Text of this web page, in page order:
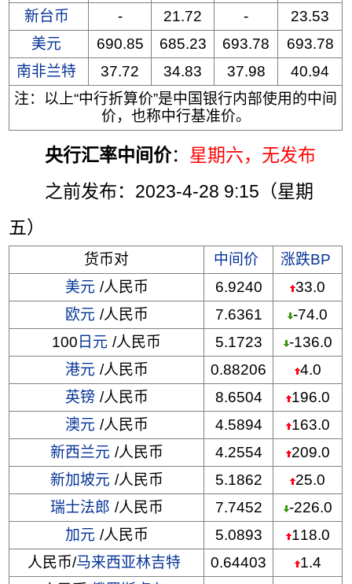
新台币 - 21.72 -
23.53
美元
690.85 685.23 693.78
693.78
南非兰特
37.72 34.83 37.98
40.94
注：以上“中行折算价”是中国银行内部使用的中间
价，也称中行基准价。
央行汇率中间价： 星期六，无发布
之前发布：2023-4-28 9:15（星期
五）
货币对 中间价
涨跌BP
美元 /人民币 6.9240
33.0
欧元 /人民币 7.6361
-74.0
100 日元 /人民币 5.1723
-136.0
港元 /人民币 0.88206
4.0
英镑 /人民币 8.6504
196.0
澳元 /人民币 4.5894
163.0
新西兰元 /人民币 4.2554
209.0
新加坡元 /人民币 5.1862
25.0
瑞士法郎 /人民币 7.7452
-226.0
加元 /人民币 5.0893
118.0
人民币/马来西亚林吉特 0.64403
1.4